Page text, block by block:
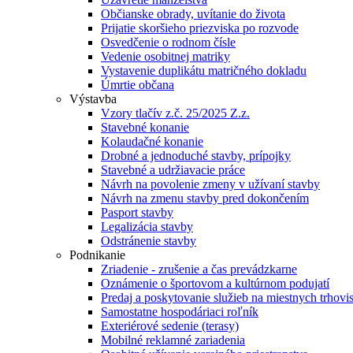
Občianske obrady, uvítanie do života
Prijatie skoršieho priezviska po rozvode
Osvedčenie o rodnom čísle
Vedenie osobitnej matriky
Vystavenie duplikátu matričného dokladu
Úmrtie občana
Výstavba
Vzory tlačív z.č. 25/2025 Z.z.
Stavebné konanie
Kolaudačné konanie
Drobné a jednoduché stavby, prípojky
Stavebné a udržiavacie práce
Návrh na povolenie zmeny v užívaní stavby
Návrh na zmenu stavby pred dokončením
Pasport stavby
Legalizácia stavby
Odstránenie stavby
Podnikanie
Zriadenie - zrušenie a čas prevádzkarne
Oznámenie o športovom a kultúrnom podujatí
Predaj a poskytovanie služieb na miestnych
Samostatne hospodáriaci roľník
Exteriérové sedenie (terasy)
Mobilné reklamné zariadenia